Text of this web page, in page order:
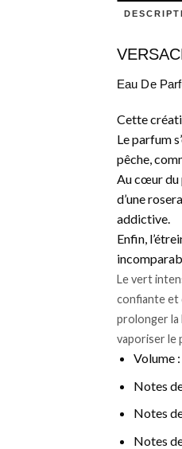
Eau De
Cette
Le parfum
pêche,
Au cœur du
d’une
addictive.
Enfin,
Le vert
confiante et
prolonger la
vaporiser le
Volume
Notes
Notes
Notes